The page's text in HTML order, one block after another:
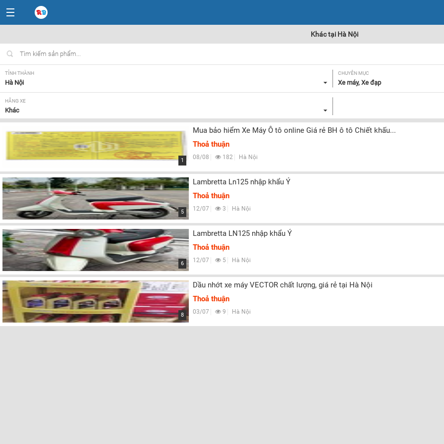
Khác tại Hà Nội
TỈNH THÀNH
Hà Nội
CHUYÊN MỤC
Xe máy, Xe đạp
HÃNG XE
Khác
1
Mua bảo hiểm Xe Máy Ô tô online Giá rẻ BH ô tô Chiết khấu...
Thoả thuận
08/08 182 Hà Nội
5
Lambretta Ln125 nhập khẩu Ý
Thoả thuận
12/07 3 Hà Nội
6
Lambretta LN125 nhập khẩu Ý
Thoả thuận
12/07 5 Hà Nội
8
Dầu nhớt xe máy VECTOR chất lượng, giá rẻ tại Hà Nội
Thoả thuận
03/07 9 Hà Nội